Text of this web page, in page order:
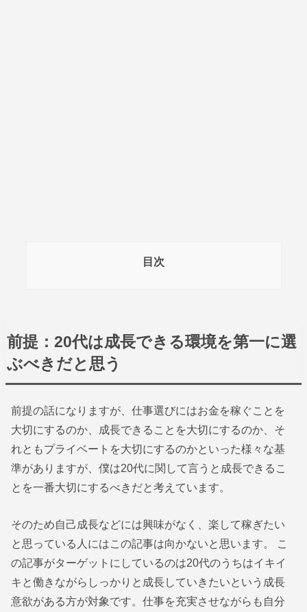
目次
前提：20代は成長できる環境を第一に選
ぶべきだと思う
前提の話になりますが、仕事選びにはお金を稼ぐことを
大切にするのか、成長できることを大切にするのか、そ
れともプライベートを大切にするのかといった様々な基
準がありますが、僕は20代に関して言うと成長できるこ
とを一番大切にするべきだと考えています。
そのため自己成長などには興味がなく、楽して稼ぎたい
と思っている人にはこの記事は向かないと思います。 こ
の記事がターゲットにしているのは20代のうちはイキイ
キと働きながらしっかりと成長していきたいという成長
意欲がある方が対象です。仕事を充実させながらも自分